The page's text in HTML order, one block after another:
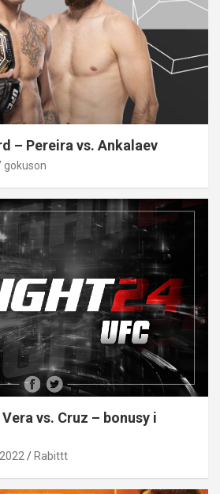
– Pereira vs. Ankalaev
gokuson
Vera vs. Cruz – bonusy i
Rabittt